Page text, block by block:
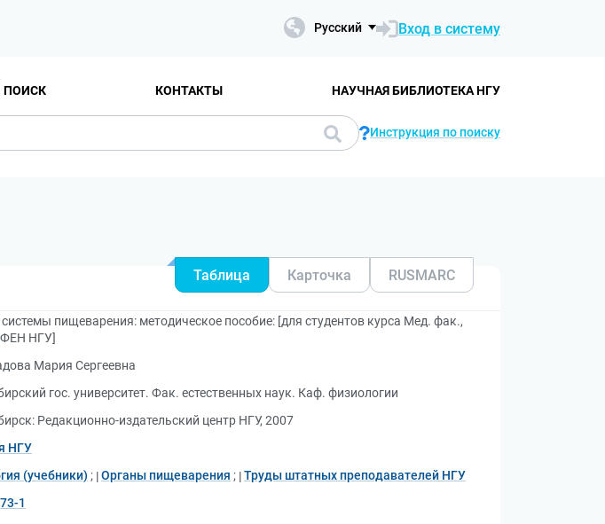
Русский Вход в систему
ПОИСК КОНТАКТЫ НАУЧНАЯ БИБЛИОТЕКА НГУ
Инструкция по поиску
Таблица Карточка RUSMARC
пищеварения: методическое пособие: [для студентов курса Мед. фак.,
ФЕН НГУ]
Мария Сергеевна
гос. университет. Фак. естественных наук. Каф. физиологии
Редакционно-издательский центр НГУ, 2007
НГУ
(учебники) ; Органы пищеварения ; Труды штатных преподавателей НГУ
1